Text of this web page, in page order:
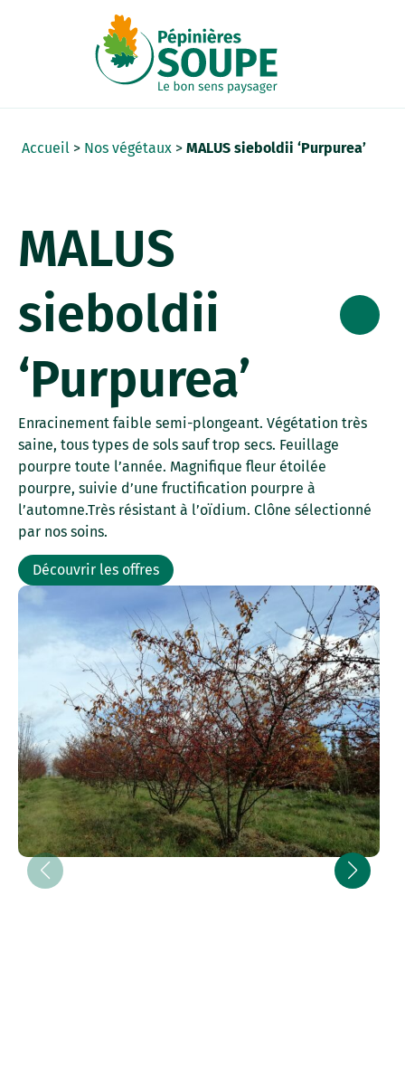
Accueil > Nos végétaux >MALUS sieboldii ‘Purpurea’
MALUS
sieboldii
‘Purpurea’
Enracinement faible semi-plongeant. Végétation très
saine, tous types de sols sauf trop secs. Feuillage
pourpre toute l’année. Magnifique fleur étoilée
pourpre, suivie d’une fructification pourpre à
l’automne.Très résistant à l’oïdium. Clône sélectionné
par nos soins.
Découvrir les offres